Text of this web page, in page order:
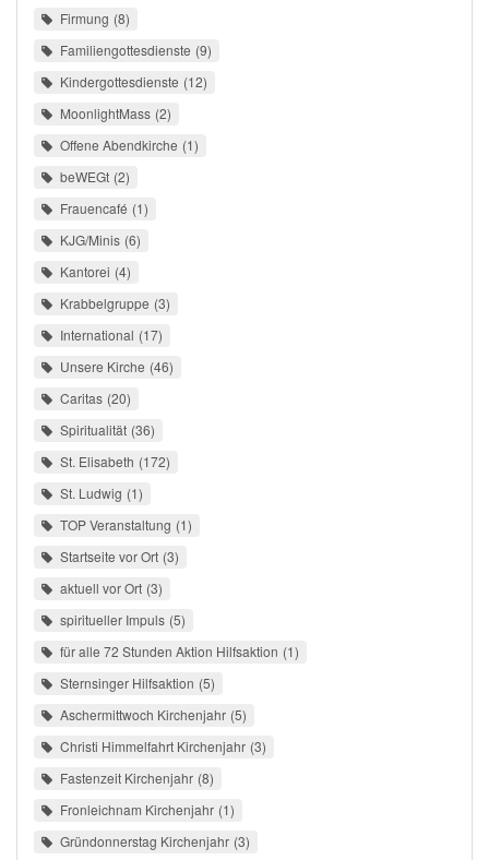
Firmung 8
Familiengottesdienste 9
Kindergottesdienste 12
MoonlightMass 2
Offene Abendkirche 1
beWEGt 2
Frauencafé 1
KJG/Minis 6
Kantorei 4
Krabbelgruppe 3
International 17
Unsere Kirche 46
Caritas 20
Spiritualität 36
St. Elisabeth 172
St. Ludwig 1
TOP Veranstaltung 1
Startseite vor Ort 3
aktuell vor Ort 3
spiritueller Impuls 5
für alle 72 Stunden Aktion Hilfsaktion 1
Sternsinger Hilfsaktion 5
Aschermittwoch Kirchenjahr 5
Christi Himmelfahrt Kirchenjahr 3
Fastenzeit Kirchenjahr 8
Fronleichnam Kirchenjahr 1
Gründonnerstag Kirchenjahr 3